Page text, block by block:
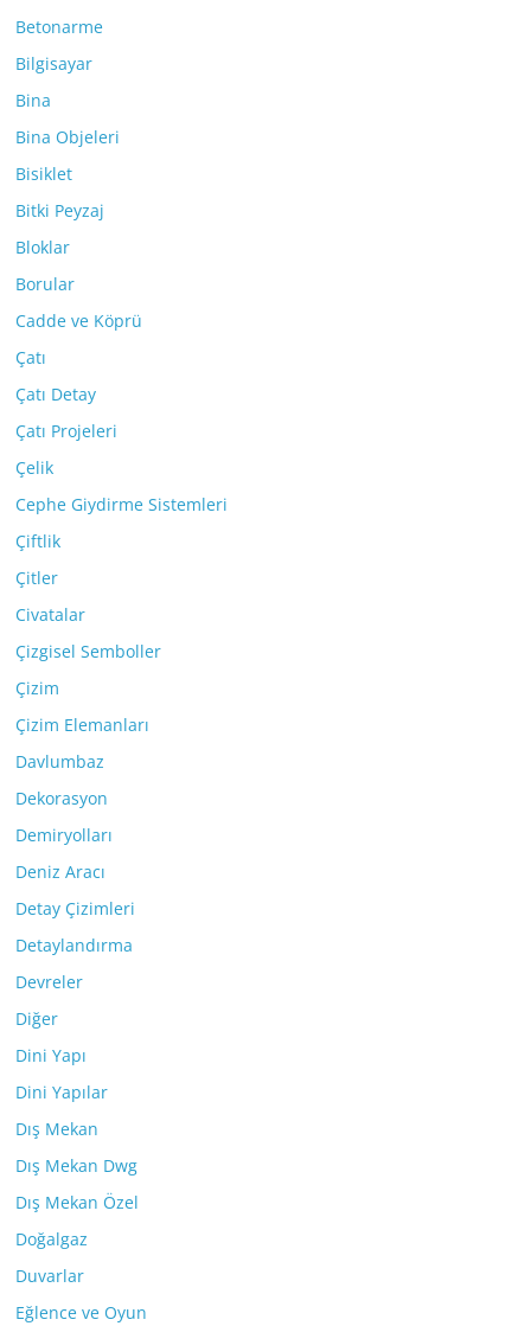
Betonarme
Bilgisayar
Bina
Bina Objeleri
Bisiklet
Bitki Peyzaj
Bloklar
Borular
Cadde ve Köprü
Çatı
Çatı Detay
Çatı Projeleri
Çelik
Cephe Giydirme Sistemleri
Çiftlik
Çitler
Civatalar
Çizgisel Semboller
Çizim
Çizim Elemanları
Davlumbaz
Dekorasyon
Demiryolları
Deniz Aracı
Detay Çizimleri
Detaylandırma
Devreler
Diğer
Dini Yapı
Dini Yapılar
Dış Mekan
Dış Mekan Dwg
Dış Mekan Özel
Doğalgaz
Duvarlar
Eğlence ve Oyun